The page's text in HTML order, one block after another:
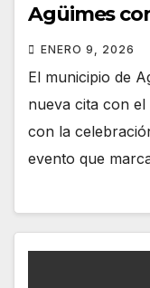
Agüimes
ENERO 9, 2026
El municipio de
nueva cita con
con la
evento que